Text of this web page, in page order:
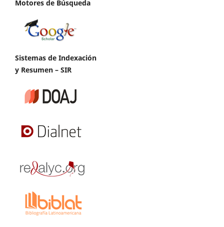
Motores de Búsqueda
Sistemas de Indexación
y Resumen – SIR